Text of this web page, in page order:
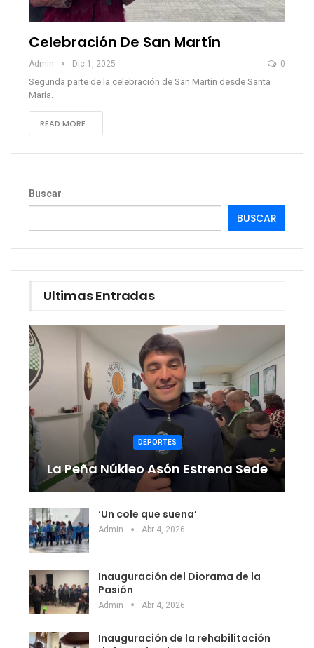
Celebración De San Martín
Admin Dic 1, 2025 0
Segunda parte de la celebración de San Martín desde Santa
María.
READ MORE...
Buscar
BUSCAR
Ultimas Entradas
DEPORTES
La Peña Núkleo Asón Estrena Sede
‘Un cole que suena’
Admin Abr 4, 2026
Inauguración del Diorama de la
Pasión
Admin Abr 4, 2026
Inauguración de la rehabilitación